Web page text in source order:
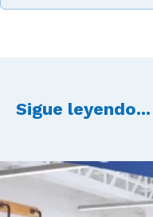
Sigue leyendo...